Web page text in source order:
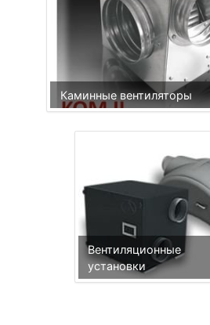
Каминные вентиляторы
Вентиляционные
установки